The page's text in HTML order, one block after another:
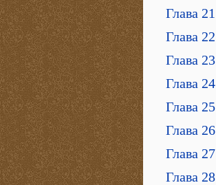
Глава 21
Глава 22
Глава 23
Глава 24
Глава 25
Глава 26
Глава 27
Глава 28